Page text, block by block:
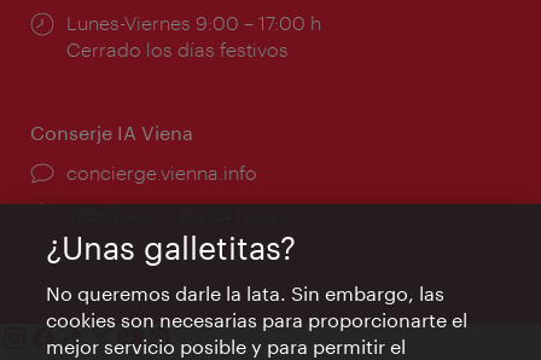
Horarios
de
Lunes-Viernes 9:00 – 17:00 h
Cerrado los días festivos
Conserje IA Viena
concierge.vienna.info
¿Unas galletitas?
No queremos darle la lata. Sin embargo, las
cookies son necesarias para proporcionarte el
mejor servicio posible y para permitir el